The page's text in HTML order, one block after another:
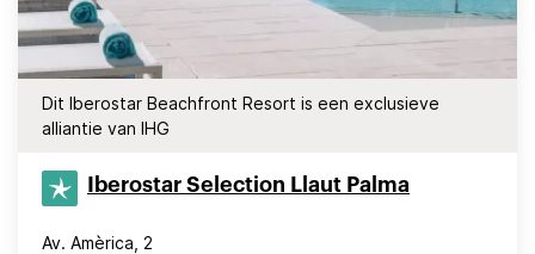
Dit Iberostar Beachfront Resort is een exclusieve
alliantie van IHG
Iberostar Selection​ Llaut Palma
Av. Amèrica, 2